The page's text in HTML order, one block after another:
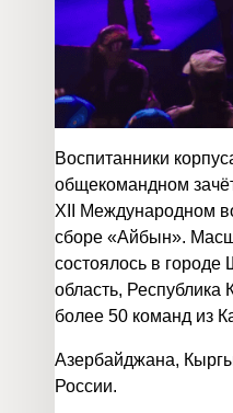
Воспитанники
общекомандном
XII Международном
сборе «Айбын».
состоялось в городе
область, Республика
более 50 команд из
Азербайджана,
России.